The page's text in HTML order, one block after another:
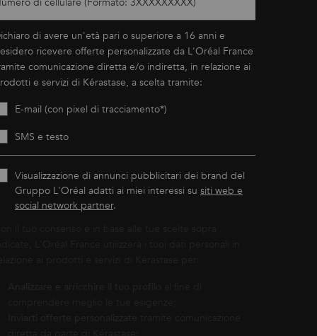
di avere un'età pari o superiore a 16 anni e
ricevere offerte personalizzate da L'Oréal France
comunicazione diretta e/o indiretta, in relazione ai
e servizi di Kérastase, a scelta tramite:
E-mail (con pixel di tracciamento*)
SMS e testo
Visualizzazione di annunci pubblicitari dei brand del
Gruppo L'Oréal adatti ai miei interessi su siti web e
social network partner.